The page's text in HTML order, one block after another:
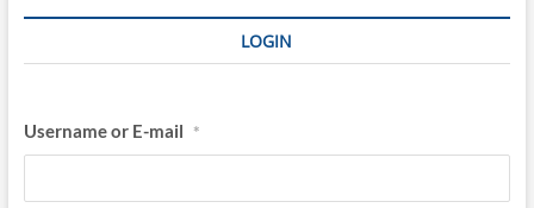
LOGIN
Username or E-mail *